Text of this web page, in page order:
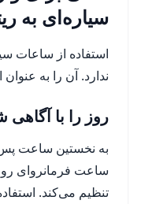
سیاره‌ای به
استفاده از ساعات
ندارد. آن را به عنوان
روز را با آگاهی
به نخستین ساعت پس
ساعت فرمانروای
تنظیم می‌کند.